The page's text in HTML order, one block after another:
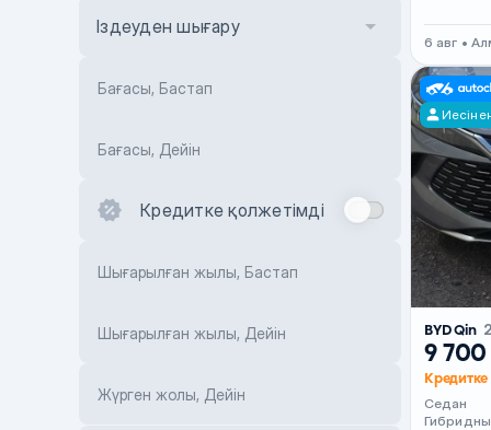
Іздеуден шығару
Бағасы, Бастап
Бағасы, Дейін
Кредитке қолжетімді
Шығарылған жылы, Бастап
Шығарылған жылы, Дейін
Жүрген жолы, Дейін
6 авг •
BYD Qin
9
Седан